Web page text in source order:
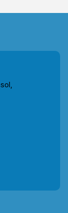
região
no